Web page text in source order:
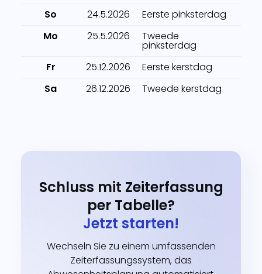
So
24.5.2026
Eerste pinksterdag
Mo
25.5.2026 Tweede
pinksterdag
Fr
25.12.2026
Eerste kerstdag
Sa
26.12.2026 Tweede kerstdag
Schluss mit Zeiterfassung
per Tabelle?
Jetzt starten!
Wechseln Sie zu einem umfassenden
Zeiterfassungssystem, das